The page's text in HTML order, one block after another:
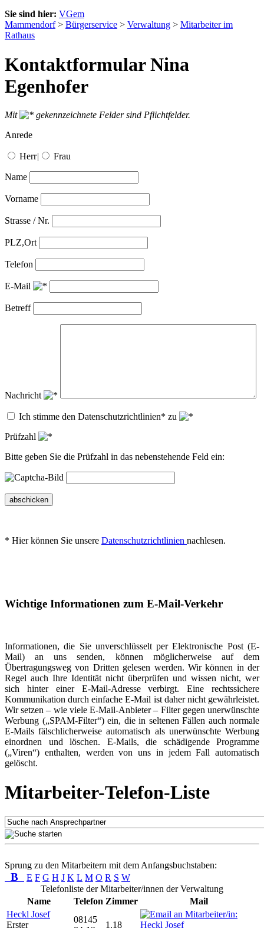
Sie sind hier: VGem
Mammendorf> Bürgerservice > Verwaltung > Mitarbeiter im
Rathaus
Kontaktformular Nina
Egenhofer
Mit
gekennzeichnete Felder sind Pflichtfelder.
Anrede
Herr| Frau
Name
Vorname
Strasse / Nr.
PLZ,Ort
Telefon
E-Mail
Betreff
Nachricht
Ich stimme den Datenschutzrichtlinien* zu
Prüfzahl
Bitte geben Sie die Prüfzahl in das nebenstehende Feld ein:
abschicken
* Hier können Sie unsere Datenschutzrichtlinien nachlesen.
Wichtige Informationen zum E-Mail-Verkehr
Informationen, die Sie unverschlüsselt per Elektronische Post (E-
Mail) an uns senden, können möglicherweise auf dem
Übertragungsweg von Dritten gelesen werden. Wir können in der
Regel auch Ihre Identität nicht überprüfen und wissen nicht, wer
sich hinter einer E-Mail-Adresse verbirgt. Eine rechtssichere
Kommunikation durch einfache E-Mail ist daher nicht gewährleistet.
Wir setzen – wie viele E-Mail-Anbieter – Filter gegen unerwünschte
Werbung („SPAM-Filter“) ein, die in seltenen Fällen auch normale
E-Mails fälschlicherweise automatisch als unerwünschte Werbung
einordnen und löschen. E-Mails, die schädigende Programme
(„Viren“) enthalten, werden von uns in jedem Fall automatisch
gelöscht.
Mitarbeiter-Telefon-Liste
Sprung zu den Mitarbeitern mit dem Anfangsbuchstaben:
B E F G H J K L M O R S W
Telefonliste der Mitarbeiter/innen der Verwaltung
Name
Telefon Zimmer
Mail
Heckl Josef
Erster
08145
1.18